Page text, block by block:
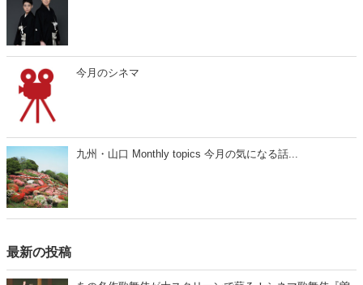
今月のシネマ
九州・山口 Monthly topics 今月の気になる話...
最新の投稿